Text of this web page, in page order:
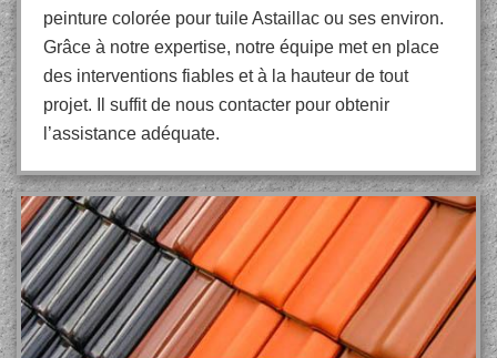
peinture colorée pour tuile Astaillac ou ses environ.
Grâce à notre expertise, notre équipe met en place
des interventions fiables et à la hauteur de tout
projet. Il suffit de nous contacter pour obtenir
l’assistance adéquate.